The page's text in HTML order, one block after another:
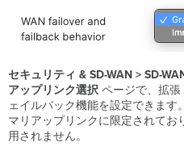
セキュリティ & SD-WAN > SD-
アップリンク選択 ページで、拡張
ェイルバック機能を設定できます
マリアップリンクに限定されてお
用されません。